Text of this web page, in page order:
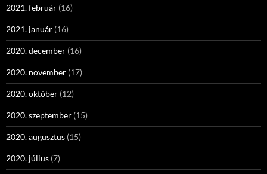
2021. február (16)
2021. január (16)
2020. december (16)
2020. november (17)
2020. október (12)
2020. szeptember (15)
2020. augusztus (15)
2020. július (7)